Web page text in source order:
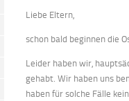
Liebe Eltern,
schon bald beginnen die
Leider haben wir,
gehabt. Wir haben uns
haben für solche Fälle